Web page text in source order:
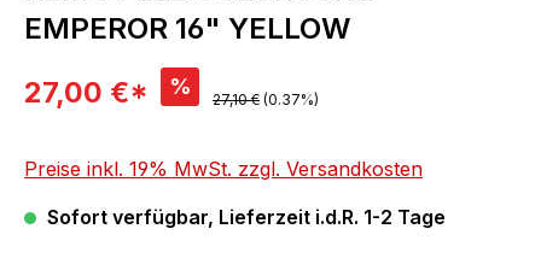
EMPEROR 16" YELLOW
Verkaufspreis:
27,00 €* % Regulärer Preis:
27,10 € (0.37%)
Preise inkl. 19% MwSt. zzgl. Versandkosten
Sofort verfügbar, Lieferzeit i.d.R. 1-2 Tage